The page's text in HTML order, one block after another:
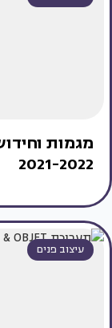
מגמות
2021-2022
עיצוב פנים